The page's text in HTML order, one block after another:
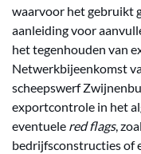
waarvoor het gebruikt
aanleiding voor
het tegenhouden van
Netwerkbijeenkomst
scheepswerf
exportcontrole in het
eventuele red flags,
bedrijfsconstructies of